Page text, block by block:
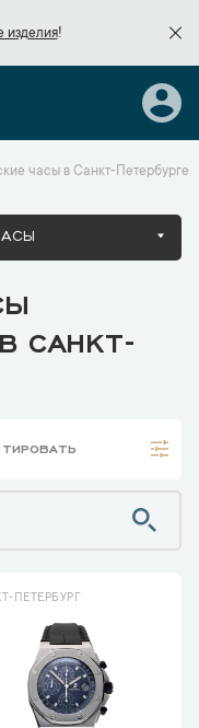
изделия!
часы в Санкт-Петербурге
В САНКТ-
ПЕТЕРБУРГ